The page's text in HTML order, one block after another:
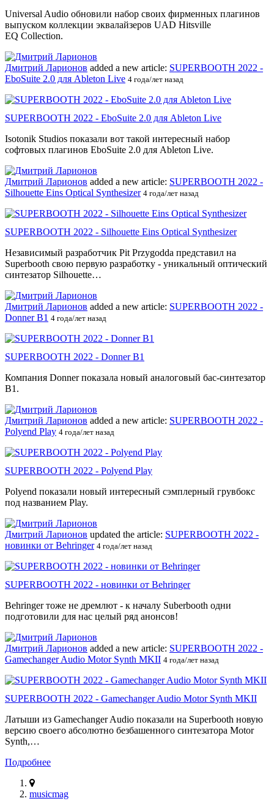
Universal Audio обновили набор своих фирменных плагинов
выпуском коллекции эквалайзеров UAD Hitsville
EQ Collection.
Дмитрий Ларионов added a new article: SUPERBOOTH 2022 -
EboSuite 2.0 для Ableton Live 4 года/лет назад
SUPERBOOTH 2022 - EboSuite 2.0 для Ableton Live
Isotonik Studios показали вот такой интересный набор
софтовых плагинов EboSuite 2.0 для Ableton Live.
Дмитрий Ларионов added a new article: SUPERBOOTH 2022 -
Silhouette Eins Optical Synthesizer 4 года/лет назад
SUPERBOOTH 2022 - Silhouette Eins Optical Synthesizer
Независимый разработчик Pit Przygodda представил на
Superbooth свою первую разработку - уникальный оптический
синтезатор Silhouette…
Дмитрий Ларионов added a new article: SUPERBOOTH 2022 -
Donner B1 4 года/лет назад
SUPERBOOTH 2022 - Donner B1
Компания Donner показала новый аналоговый бас-синтезатор
B1.
Дмитрий Ларионов added a new article: SUPERBOOTH 2022 -
Polyend Play 4 года/лет назад
SUPERBOOTH 2022 - Polyend Play
Polyend показали новый интересный сэмплерный грувбокс
под названием Play.
Дмитрий Ларионов updated the article: SUPERBOOTH 2022 -
новинки от Behringer 4 года/лет назад
SUPERBOOTH 2022 - новинки от Behringer
Behringer тоже не дремлют - к началу Suberbooth одни
подготовили для нас целый ряд анонсов!
Дмитрий Ларионов added a new article: SUPERBOOTH 2022 -
Gamechanger Audio Motor Synth MKII 4 года/лет назад
SUPERBOOTH 2022 - Gamechanger Audio Motor Synth MKII
Латыши из Gamechanger Audio показали на Superbooth новую
версию своего абсолютно безбашенного синтезатора Motor
Synth,…
Подробнее
musicmag